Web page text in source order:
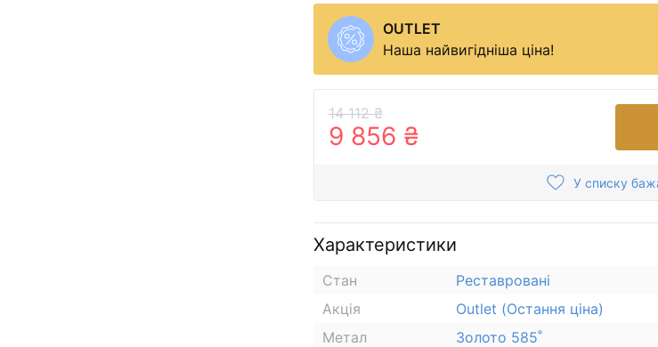
OUTLET
Наша найвигідніша ціна!
14 112 ₴
9 856 ₴
У списку
Характеристики
Стан
Реставровані
Акція
Outlet (Остання ціна)
Метал
Золото 585˚